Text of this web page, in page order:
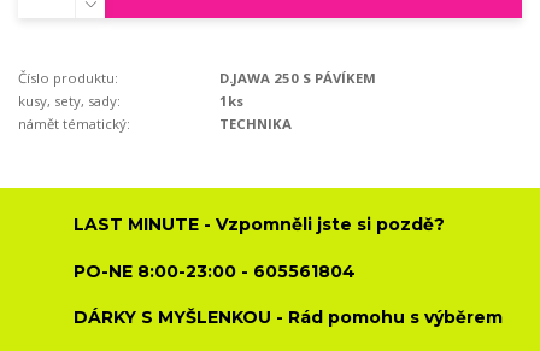
Číslo produktu:
D.JAWA 250 S PÁVÍKEM
kusy, sety, sady:
1ks
námět tématický:
TECHNIKA
LAST MINUTE - Vzpomněli jste si pozdě?
PO-NE 8:00-23:00 - 605561804
DÁRKY S MYŠLENKOU - Rád pomohu s výběrem